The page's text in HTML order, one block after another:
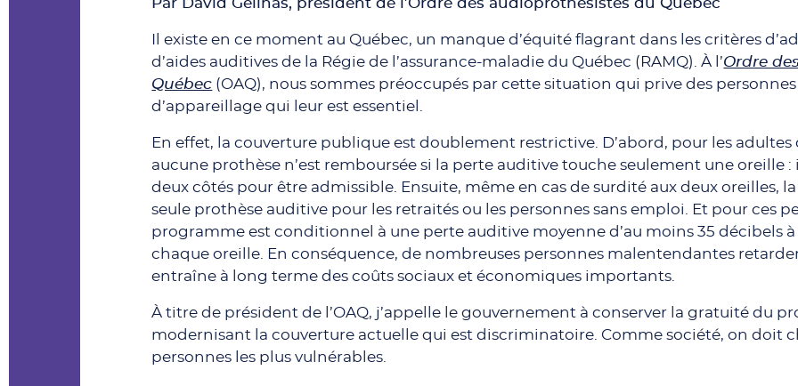
Par David Gélinas, président de l’Ordre des audioprothésistes du Québec
Il existe en ce moment au Québec, un manque d’équité flagrant dans les critères
d’aides auditives de la Régie de l’assurance-maladie du Québec (RAMQ). À l’Ordre
Québec (OAQ), nous sommes préoccupés par cette situation qui prive des
d’appareillage qui leur est essentiel.
En effet, la couverture publique est doublement restrictive. D’abord, pour les adultes
aucune prothèse n’est remboursée si la perte auditive touche seulement une oreille
deux côtés pour être admissible. Ensuite, même en cas de surdité aux deux oreilles, la
seule prothèse auditive pour les retraités ou les personnes sans emploi. Et pour ces
programme est conditionnel à une perte auditive moyenne d’au moins 35 décibels à
chaque oreille. En conséquence, de nombreuses personnes malentendantes
entraîne à long terme des coûts sociaux et économiques importants.
À titre de président de l’OAQ, j’appelle le gouvernement à conserver la gratuité du
modernisant la couverture actuelle qui est discriminatoire. Comme société, on doit
personnes les plus vulnérables.